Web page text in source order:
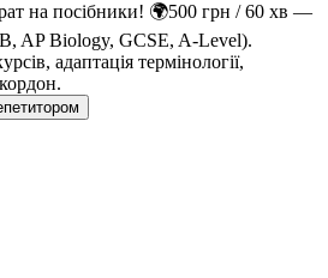
на посібники! 🌍500 грн / 60 хв —
AP Biology, GCSE, A-Level).
адаптація термінології,